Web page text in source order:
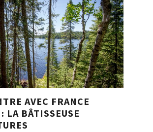
AVEC FRANCE
LA BÂTISSEUSE